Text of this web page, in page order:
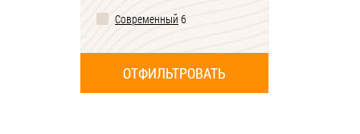
Современный 6